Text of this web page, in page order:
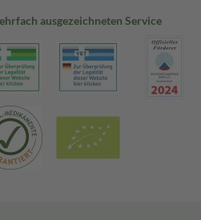
ausgezeichneten Service